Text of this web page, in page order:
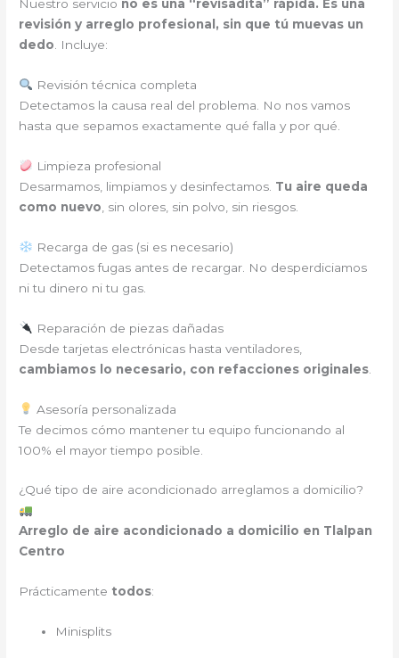
Nuestro servicio no es una “revisadita” rápida. Es una
revisión y arreglo profesional, sin que tú muevas un
dedo . Incluye:
Revisión técnica completa
Detectamos la causa real del problema. No nos vamos
hasta que sepamos exactamente qué falla y por qué.
Limpieza profesional
Desarmamos, limpiamos y desinfectamos. Tu aire queda
como nuevo , sin olores, sin polvo, sin riesgos.
Recarga de gas (si es necesario)
Detectamos fugas antes de recargar. No desperdiciamos
ni tu dinero ni tu gas.
Reparación de piezas dañadas
Desde tarjetas electrónicas hasta ventiladores,
cambiamos lo necesario, con refacciones originales
Asesoría personalizada
Te decimos cómo mantener tu equipo funcionando al
100% el mayor tiempo posible.
¿Qué tipo de aire acondicionado arreglamos a domicilio?
Arreglo de aire acondicionado a domicilio en Tlalpan
Centro
Prácticamente todos:
Minisplits